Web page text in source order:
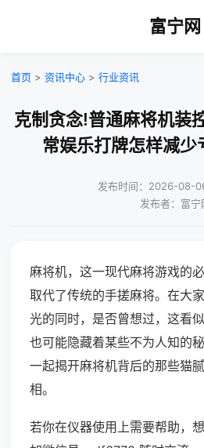
富宁网
首页 > 资讯中心 > 行业资讯
克制贪念!普通麻将机装
常娱乐打牌怎样减
发布时间：2026-08-
发布者：富宁
麻将机，这一现代麻将游戏的
取代了传统的手搓麻将。在大
光的同时，是否曾想过，这看
也可能隐藏着某些不为人知的
一起揭开麻将机背后的那些猫
相。
若你在仪器使用上需要帮助，